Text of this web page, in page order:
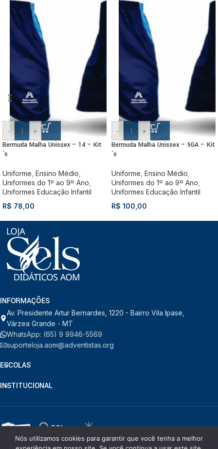
- +
Bermuda Malha Unissex – 14 – Kit
´s
Uniforme Ensino Médio
Uniformes do 1º ao 9º Ano
Uniformes Educação Infantil
R$ 78,00
- +
Bermuda Malha Unissex – 5GA – Kit
´s
Uniforme Ensino Médio
Uniformes do 1º ao 9º Ano
Uniformes Educação Infantil
R$ 100,00
INFORMAÇÕES
Av. Presidente Artur Bernardes, 1220 - Bairro Vila Ipase,
Várzea Grande - MT
WhatsApp: (65) 9 9946-5569
suporteloja.aom@adventistas.org
ESCOLAS
INSTITUCIONAL
© RDORVAL - Soluções em Tecnologia.2026 . Todos os direitos
Nós utilizamos cookies para garantir que você tenha a melhor